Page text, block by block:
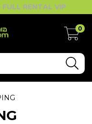
RENTAL VIP
0